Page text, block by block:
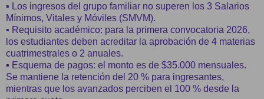
▪︎ Los ingresos del grupo familiar no superen los 3 Salarios
Mínimos, Vitales y Móviles (SMVM).
▪︎ Requisito académico: para la primera convocatoria 2026,
los estudiantes deben acreditar la aprobación de 4 materias
cuatrimestrales o 2 anuales.
▪︎ Esquema de pagos: el monto es de $35.000 mensuales.
Se mantiene la retención del 20 % para ingresantes,
mientras que los avanzados perciben el 100 % desde la